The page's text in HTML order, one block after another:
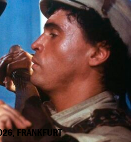
FRANKFURT